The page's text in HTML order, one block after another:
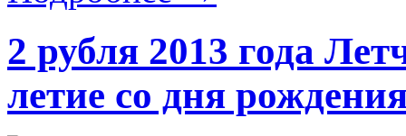
2 рубля 2013 года
летие со дня